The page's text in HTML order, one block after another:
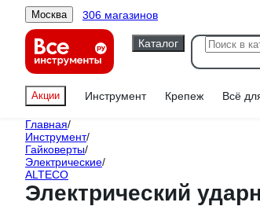
Москва 306 магазинов
Каталог
Акции Инструмент Крепеж Всё
Главная/
Инструмент/
Гайковерты/
Электрические/
ALTECO
Электрический